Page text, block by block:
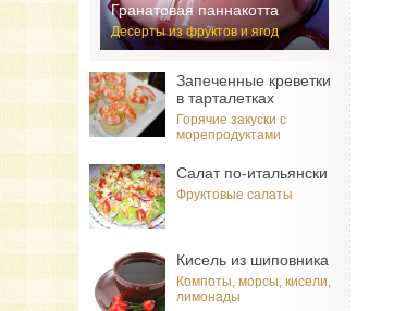
Гранатовая паннакотта
Десерты из фруктов и ягод
Запеченные креветки
в тарталетках
Горячие закуски с
морепродуктами
Салат по-итальянски
Фруктовые салаты
Кисель из шиповника
Компоты, морсы, кисели,
лимонады